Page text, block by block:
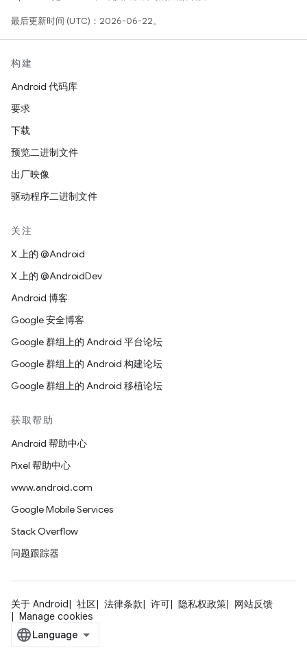
最后更新时间 (UTC)：2026-06-22。
构建
Android 代码库
要求
下载
预览二进制文件
出厂映像
驱动程序二进制文件
关注
X 上的 @Android
X 上的 @AndroidDev
Android 博客
Google 安全博客
Google 群组上的 Android 平台论坛
Google 群组上的 Android 构建论坛
Google 群组上的 Android 移植论坛
获取帮助
Android 帮助中心
Pixel 帮助中心
www.android.com
Google Mobile Services
Stack Overflow
问题跟踪器
关于 Android 社区 法律条款 许可 隐私权政策
网站反馈
Manage cookies